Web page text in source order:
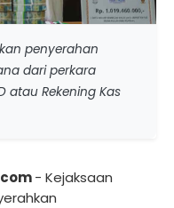
penyerahan
dari perkara
atau Rekening Kas
- Kejaksaan